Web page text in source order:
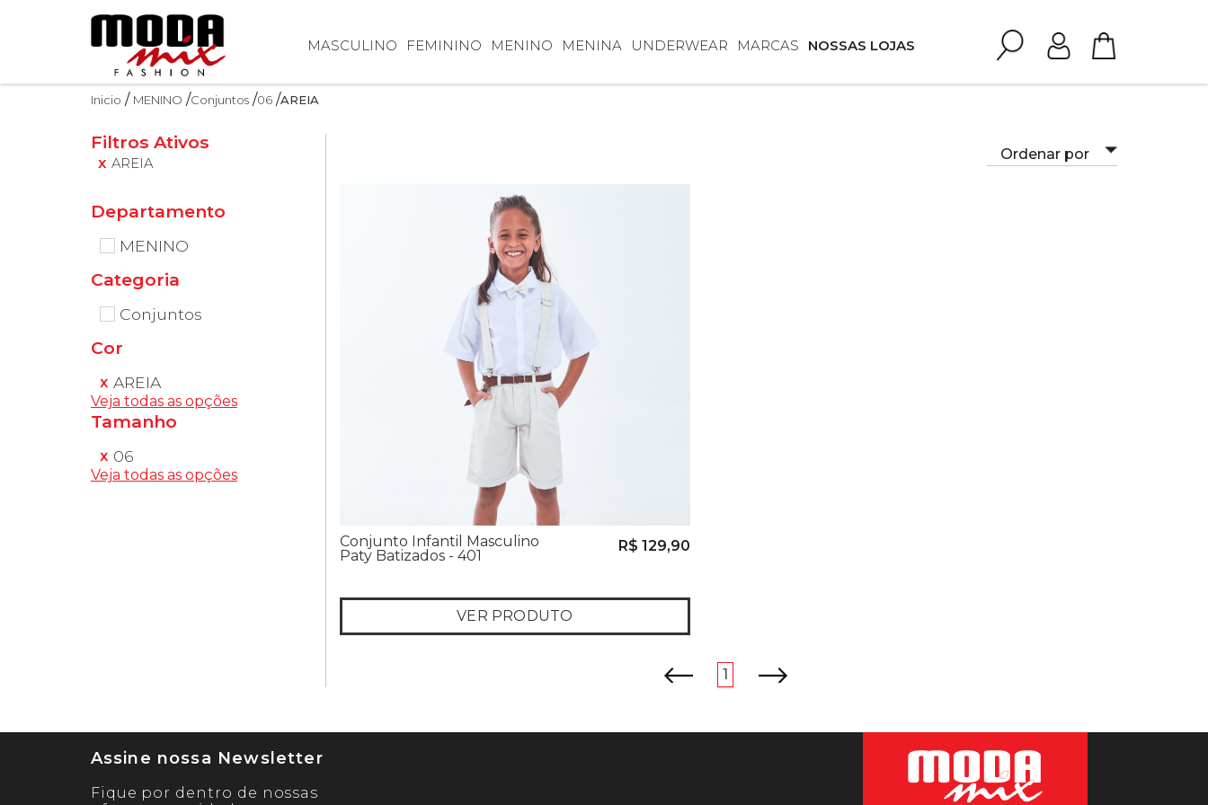
NOSSAS LOJAS
MARCAS
MASCULINO FEMININO MENINO MENINA UNDERWEAR
Inicio MENINO Conjuntos 06 AREIA
Filtros Ativos
AREIA
MENINO
Categoria
Conjuntos
Cor
AREIA
Veja todas as opções
Tamanho
06
Veja todas as opções
Ordenar por
Conjunto Infantil Masculino
Paty Batizados - 401
R$ 129,90
VER PRODUTO
anterior 1 próximo
Assine nossa Newsletter
Fique por dentro de nossas